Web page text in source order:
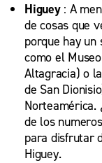
Higuey: A
de cosas que
porque hay
como el
Altagracia) o
de San
Norteamérica.
de los
para disfrutar
Higuey.